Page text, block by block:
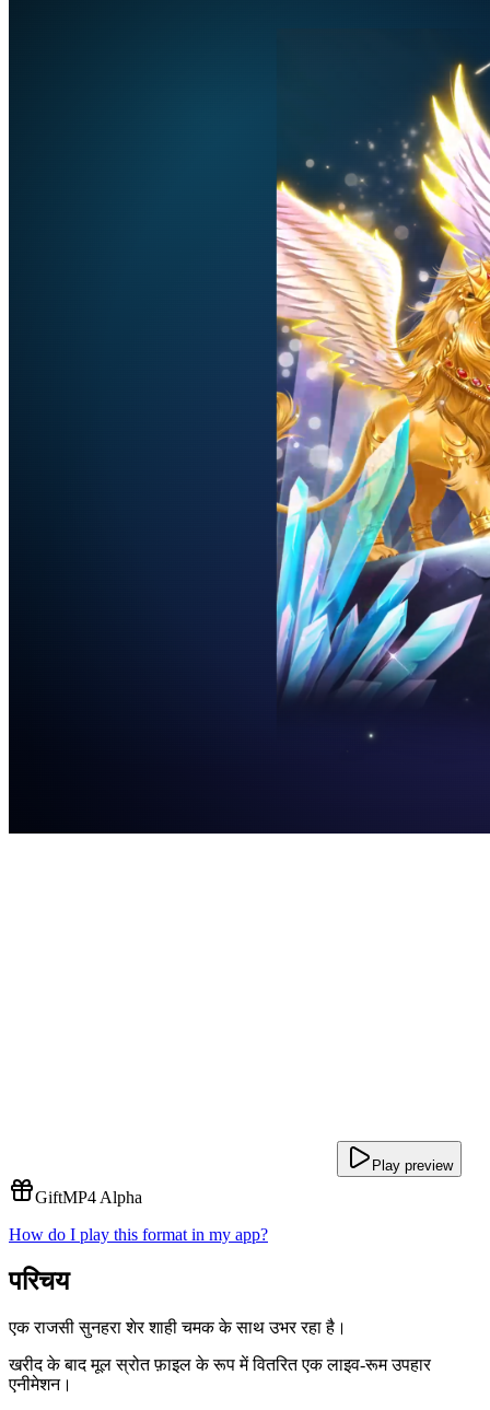
Play preview
GiftMP4 Alpha
How do I play this format in my app?
परिचय
एक राजसी सुनहरा शेर शाही चमक के साथ उभर रहा है।
खरीद के बाद मूल स्रोत फ़ाइल के रूप में वितरित एक लाइव-रूम उपहार
एनीमेशन।